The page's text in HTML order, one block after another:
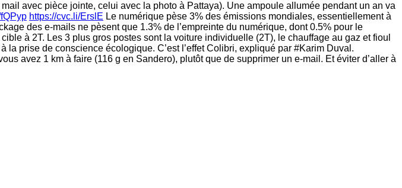
avec pièce jointe, celui avec la photo à Pattaya). Une ampoule allumée pendant un an va
https://cvc.li/ErslE Le numérique pèse 3% des émissions mondiales, essentiellement à
des e-mails ne pèsent que 1.3% de l’empreinte du numérique, dont 0.5% pour le
à 2T. Les 3 plus gros postes sont la voiture individuelle (2T), le chauffage au gaz et fioul
prise de conscience écologique. C’est l’effet Colibri, expliqué par #Karim Duval.
avez 1 km à faire (116 g en Sandero), plutôt que de supprimer un e-mail. Et éviter d’aller à